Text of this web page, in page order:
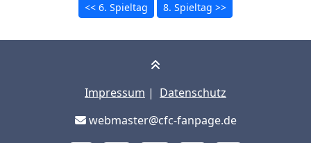
<< 6. Spieltag 8. Spieltag >>
Impressum | Datenschutz
webmaster@cfc-fanpage.de